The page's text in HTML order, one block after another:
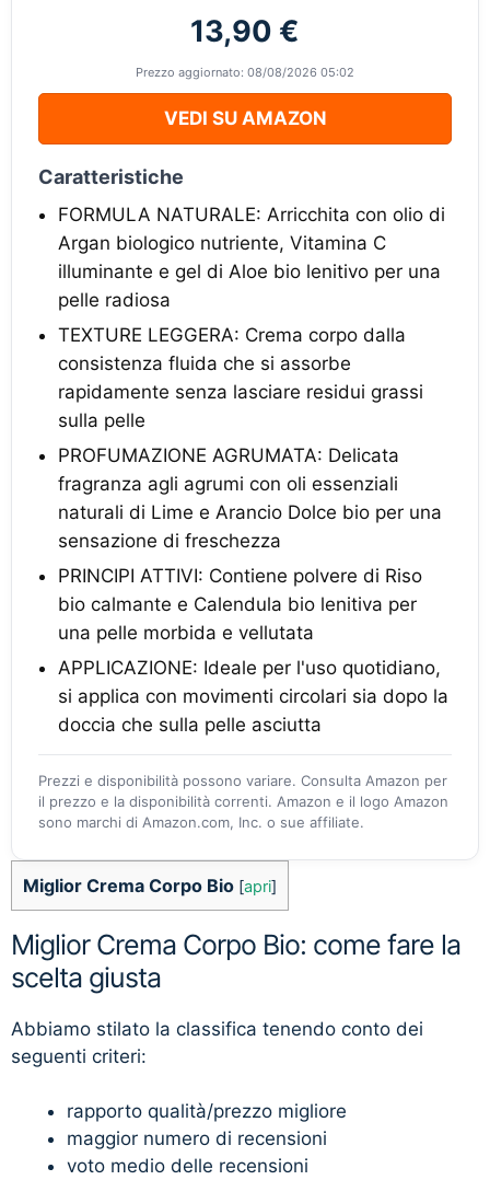
13,90 €
Prezzo aggiornato: 08/08/2026 05:02
VEDI SU AMAZON
Caratteristiche
FORMULA NATURALE: Arricchita con olio di
Argan biologico nutriente, Vitamina C
illuminante e gel di Aloe bio lenitivo per una
pelle radiosa
TEXTURE LEGGERA: Crema corpo dalla
consistenza fluida che si assorbe
rapidamente senza lasciare residui grassi
sulla pelle
PROFUMAZIONE AGRUMATA: Delicata
fragranza agli agrumi con oli essenziali
naturali di Lime e Arancio Dolce bio per una
sensazione di freschezza
PRINCIPI ATTIVI: Contiene polvere di Riso
bio calmante e Calendula bio lenitiva per
una pelle morbida e vellutata
APPLICAZIONE: Ideale per l'uso quotidiano,
si applica con movimenti circolari sia dopo la
doccia che sulla pelle asciutta
Prezzi e disponibilità possono variare. Consulta Amazon per
il prezzo e la disponibilità correnti. Amazon e il logo Amazon
sono marchi di Amazon.com, Inc. o sue affiliate.
Miglior Crema Corpo Bio [apri]
Miglior Crema Corpo Bio: come fare la
scelta giusta
Abbiamo stilato la classifica tenendo conto dei
seguenti criteri:
rapporto qualità/prezzo migliore
maggior numero di recensioni
voto medio delle recensioni